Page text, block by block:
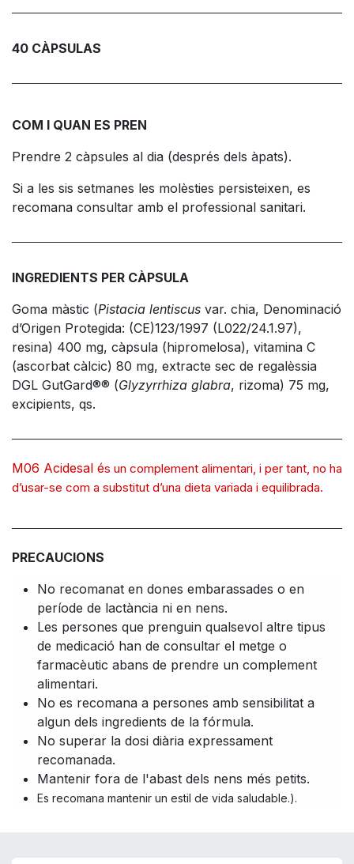
40 CÀPSULAS
COM I QUAN ES PREN
Prendre 2 càpsules al dia (després dels àpats).
Si a les sis setmanes les molèsties persisteixen, es
recomana consultar amb el professional sanitari.
INGREDIENTS PER CÀPSULA
Goma màstic (Pistacia lentiscus var. chia, Denominació
d’Origen Protegida: (CE)123/1997 (L022/24.1.97),
resina) 400 mg, càpsula (hipromelosa), vitamina C
(ascorbat càlcic) 80 mg, extracte sec de regalèssia
DGL GutGard®® (Glyzyrrhiza glabra, rizoma) 75 mg,
excipients, qs.
M06 Acidesal és un complement alimentari, i per tant, no ha
d’usar-se com a substitut d’una dieta variada i equilibrada.
PRECAUCIONS
No recomanat en dones embarassades o en
període de lactància ni en nens.
Les persones que prenguin qualsevol altre tipus
de medicació han de consultar el metge o
farmacèutic abans de prendre un complement
alimentari.
No es recomana a persones amb sensibilitat a
algun dels ingredients de la fórmula.
No superar la dosi diària expressament
recomanada.
Mantenir fora de l'abast dels nens més petits.
Es recomana mantenir un estil de vida saludable.).